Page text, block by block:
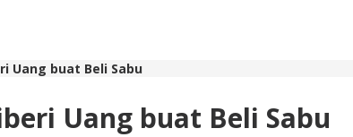
Uang buat Beli Sabu
Uang buat Beli Sabu